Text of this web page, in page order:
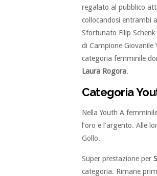
regalato al pubblico
collocandosi entrambi
Sfortunato Filip
di Campione Giovanile
categoria femminile
Laura Rogora.
Categoria
Nella Youth A
l’oro e l’argento. Alle
Gollo.
Super prestazione per
categoria. Rimane